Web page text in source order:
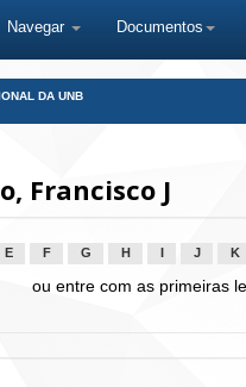
Navegar Documentos
DA UNB
Francisco J
E F G H J K
ou entre com as primeiras